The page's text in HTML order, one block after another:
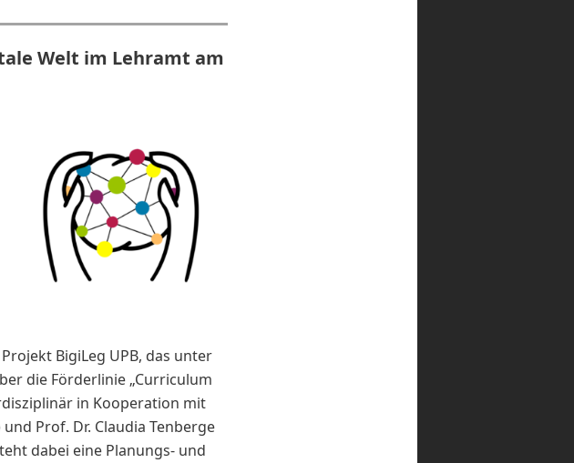
Welt im Lehramt am
BigiLeg UPB, das unter
die Förderlinie „Curriculum
in Kooperation mit
Prof. Dr. Claudia Tenberge
dabei eine Planungs- und